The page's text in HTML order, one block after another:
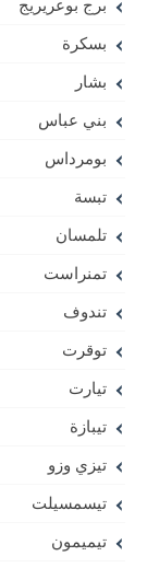
برج بوعريريج
بسكرة
بشار
بني عباس
بومرداس
تبسة
تلمسان
تمنراست
تندوف
توقرت
تيارت
تيبازة
تيزي وزو
تيسمسيلت
تيميمون